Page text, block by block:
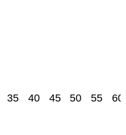
35 40 45 50 55 60